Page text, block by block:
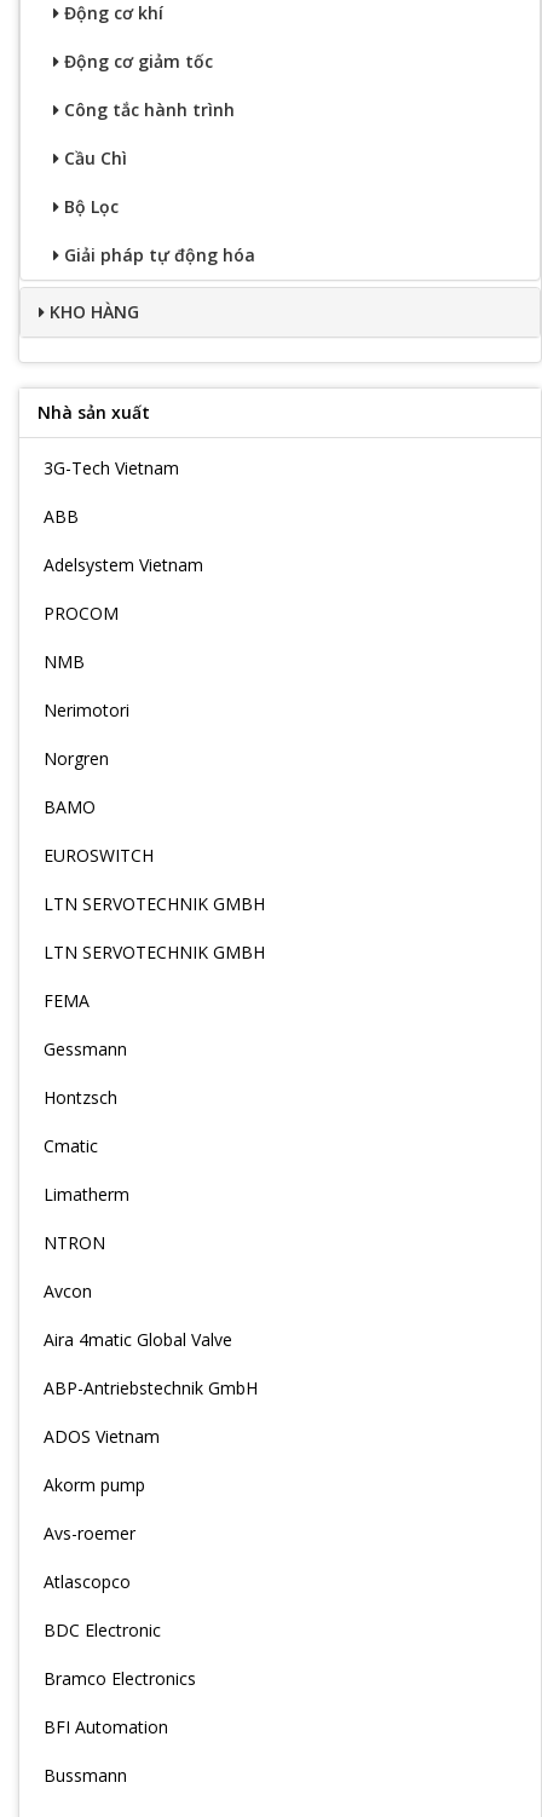
Động cơ khí
Động cơ giảm tốc
Công tắc hành trình
Cầu Chì
Bộ Lọc
Giải pháp tự động hóa
KHO HÀNG
Nhà sản xuất
3G-Tech Vietnam
ABB
Adelsystem Vietnam
PROCOM
NMB
Nerimotori
Norgren
BAMO
EUROSWITCH
LTN SERVOTECHNIK GMBH
LTN SERVOTECHNIK GMBH
FEMA
Gessmann
Hontzsch
Cmatic
Limatherm
NTRON
Avcon
Aira 4matic Global Valve
ABP-Antriebstechnik GmbH
ADOS Vietnam
Akorm pump
Avs-roemer
Atlascopco
BDC Electronic
Bramco Electronics
BFI Automation
Bussmann